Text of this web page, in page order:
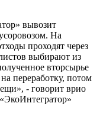
вывозит
На
проходят через
выбирают из
вторсырье
переработку, потом
- говорит врио